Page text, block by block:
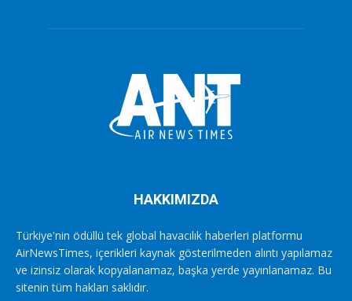
HAKKIMIZDA
Türkiye'nin ödüllü tek global havacılık haberleri platformu
AirNewsTimes, içerikleri kaynak gösterilmeden alıntı yapılamaz
ve izinsiz olarak kopyalanamaz, başka yerde yayınlanamaz. Bu
sitenin tüm hakları saklıdır.